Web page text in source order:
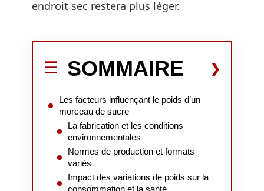
endroit sec restera plus léger.
SOMMAIRE
Les facteurs influençant le poids d’un
morceau de sucre
La fabrication et les conditions
environnementales
Normes de production et formats
variés
Impact des variations de poids sur la
consommation et la santé